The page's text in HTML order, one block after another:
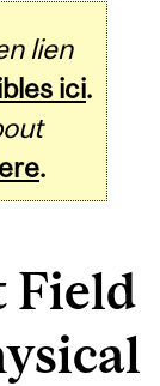
lien
ici.
.
Field